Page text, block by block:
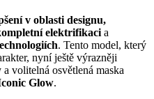
v oblasti designu,
elektrifikaci a
. Tento model, který
nyní ještě výrazněji
volitelná osvětlená maska
Glow.